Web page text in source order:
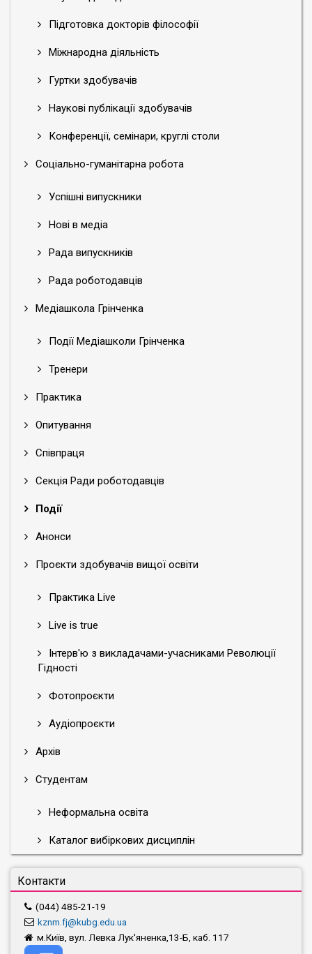
Підготовка докторів філософії
Міжнародна діяльність
Гуртки здобувачів
Наукові публікації здобувачів
Конференції, семінари, круглі столи
Соціально-гуманітарна робота
Успішні випускники
Нові в медіа
Рада випускників
Рада роботодавців
Медіашкола Грінченка
Події Медіашколи Грінченка
Тренери
Практика
Опитування
Співпраця
Секція Ради роботодавців
Події
Анонси
Проєкти здобувачів вищої освіти
Практика Live
Live is true
Інтерв'ю з викладачами-учасниками Революції
Гідності
Фотопроєкти
Аудіопроєкти
Архів
Студентам
Неформальна освіта
Каталог вибіркових дисциплін
Контакти
(044) 485-21-19
kznm.fj@kubg.edu.ua
м.Київ, вул. Левка Лук'яненка,13-Б, каб. 117